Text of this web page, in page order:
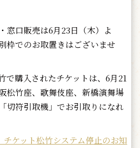
窓口販売は6月23日（木）よ
枠でのお取置きはございませ
で購入されたチケットは、6月21
松竹座、歌舞伎座、新橋演舞場
切符引取機」でお引取りになれ
チケット松竹システム停止のお知